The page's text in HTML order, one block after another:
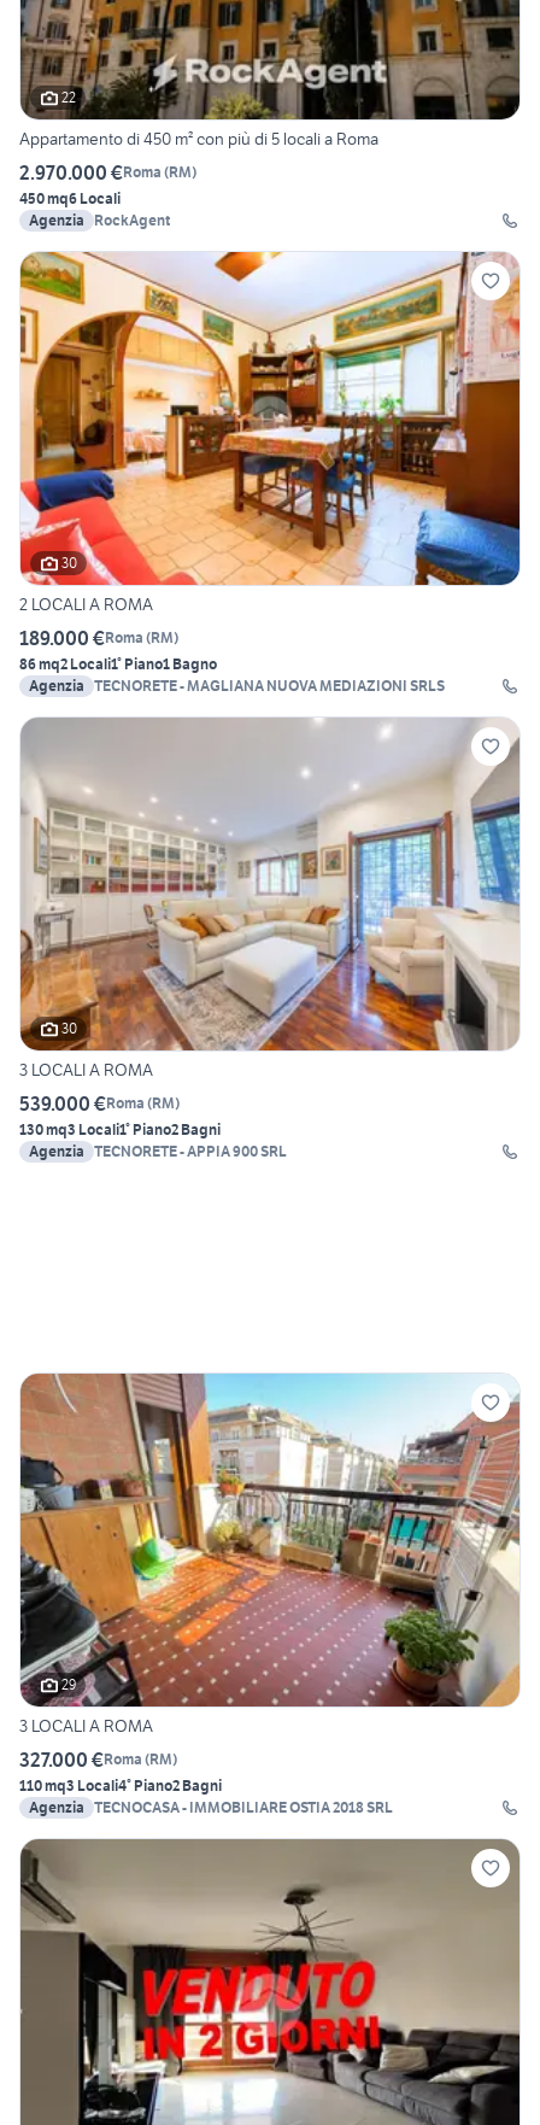
22
Appartamento di 450 m² con più di 5 locali a Roma
2.970.000 €Roma (RM)
450 mq6 Locali
Agenzia
RockAgent
30
2 LOCALI A ROMA
189.000 €Roma (RM)
86 mq2 Locali1° Piano1 Bagno
Agenzia TECNORETE - MAGLIANA NUOVA MEDIAZIONI SRLS
30
3 LOCALI A ROMA
539.000 €Roma (RM)
130 mq3 Locali1° Piano2 Bagni
Agenzia TECNORETE - APPIA 900 SRL
29
3 LOCALI A ROMA
327.000 €Roma (RM)
110 mq3 Locali4° Piano2 Bagni
Agenzia TECNOCASA - IMMOBILIARE OSTIA 2018 SRL